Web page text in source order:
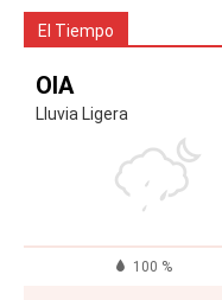
El Tiempo
OIA
Lluvia Ligera
100 %